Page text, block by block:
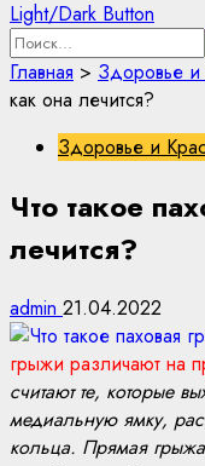
Light/Dark Button
Найти:
Главная > Здоровье и
как она лечится?
Здоровье и
Что такое
лечится?
admin 21.04.2022
грыжи различают на
считают те, которые
медиальную ямку,
кольца. Прямая